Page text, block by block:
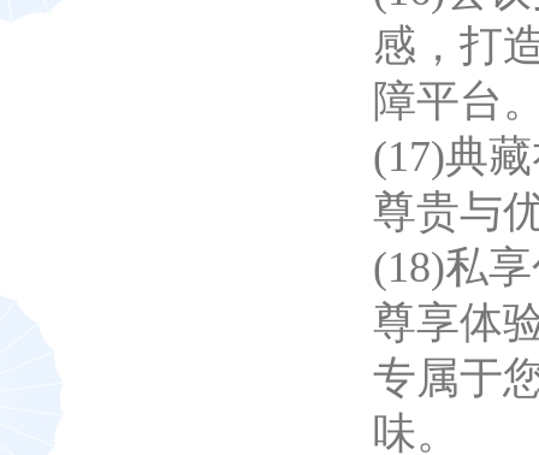
感，打
障平台
(17)典
尊贵与
(18)私
尊享体
专属于
味。